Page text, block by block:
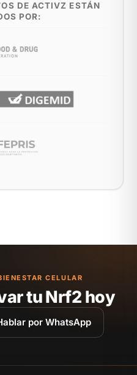
DE ACTIVZ ESTÁN
POR:
CELULAR
tu Nrf2 hoy
por WhatsApp